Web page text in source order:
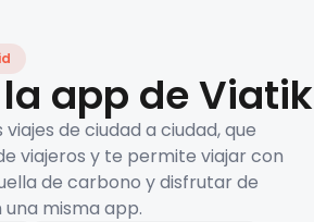
app de Viatik
de ciudad a ciudad, que
viajeros y te permite viajar con
de carbono y disfrutar de
misma app.